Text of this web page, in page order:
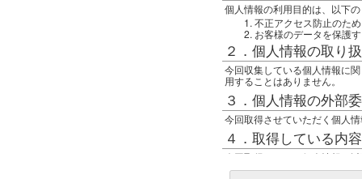
個人情報の利用目的は、以下
不正アクセス防止のため
お客様のデータを保護
２．個人情報の取り
今回収集している個人情報に
用することはありません。
３．個人情報の外部
今回取得させていただく個人
４．取得している内
今回取得している個人情報は
任意の名前